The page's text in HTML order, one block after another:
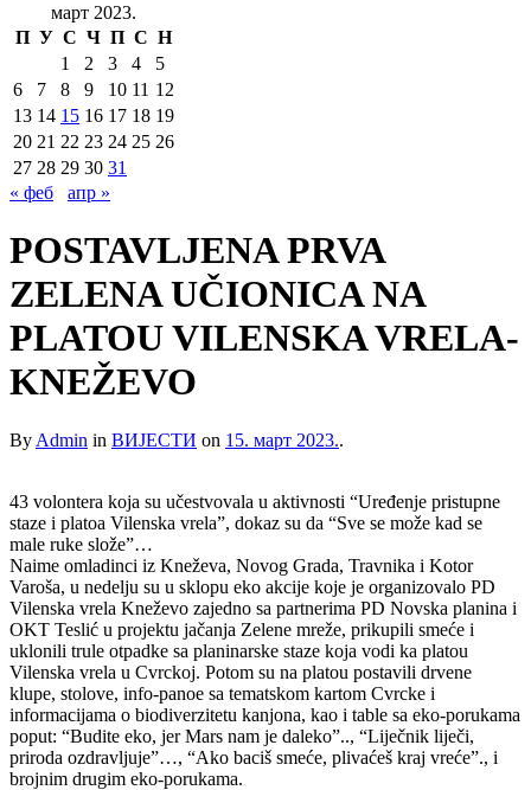
март 2023.
П У С Ч П С Н
1
2 3 4
5
6
7 8 9 10 11 12
13 14 15 16 17 18 19
20 21 22 23 24 25 26
27 28 29 30 31
« феб
апр »
POSTAVLJENA PRVA
ZELENA UČIONICA NA
PLATOU VILENSKA VRELA-
KNEŽEVO
By Admin in ВИЈЕСТИ on 15. март 2023..
43 volontera koja su učestvovala u aktivnosti “Uređenje pristupne
staze i platoa Vilenska vrela”, dokaz su da “Sve se može kad se
male ruke slože”…
Naime omladinci iz Kneževa, Novog Grada, Travnika i Kotor
Varoša, u nedelju su u sklopu eko akcije koje je organizovalo PD
Vilenska vrela Kneževo zajedno sa partnerima PD Novska planina i
OKT Teslić u projektu jačanja Zelene mreže, prikupili smeće i
uklonili trule otpadke sa planinarske staze koja vodi ka platou
Vilenska vrela u Cvrckoj. Potom su na platou postavili drvene
klupe, stolove, info-panoe sa tematskom kartom Cvrcke i
informacijama o biodiverzitetu kanjona, kao i table sa eko-porukama
poput: “Budite eko, jer Mars nam je daleko”.., “Liječnik liječi,
priroda ozdravljuje”…, “Ako baciš smeće, plivaćeš kraj vreće”., i
brojnim drugim eko-porukama.